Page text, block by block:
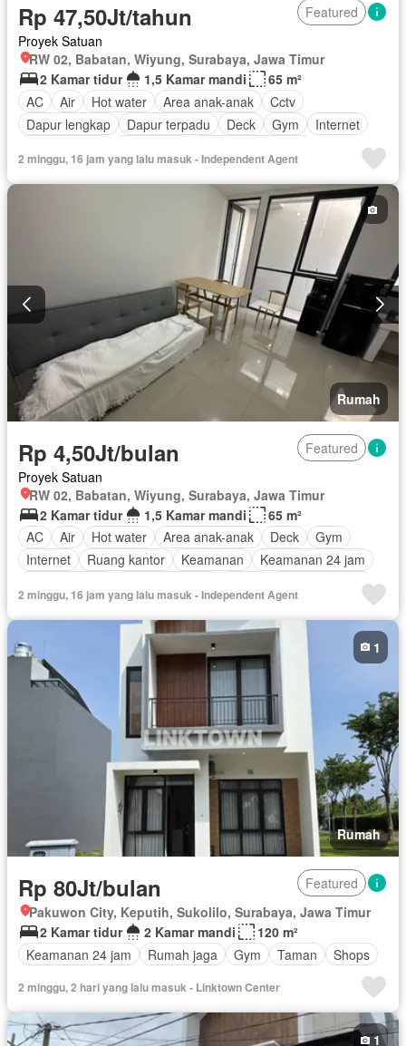
Rp 47,50Jt/tahun
Featured
Proyek Satuan
RW 02, Babatan, Wiyung, Surabaya, Jawa Timur
2 Kamar tidur
1,5 Kamar mandi
65 m²
AC
Air Hot water Area anak-anak
Cctv
Dapur lengkap
Dapur terpadu Deck Gym
Internet
Kolam renang
Lapangan tenis
Lemari pakaian bawaan
Pemandangan panorama
Taman
Taman atap
Garasi
Teras
Berperabot lengkap
2 minggu, 16 jam yang lalu masuk - Independent Agent
Rumah
Rp 4,50Jt/bulan
Featured
Proyek Satuan
RW 02, Babatan, Wiyung, Surabaya, Jawa Timur
2 Kamar tidur
1,5 Kamar mandi
65 m²
AC
Air Hot water Area anak-anak Deck
Gym
Internet
Ruang kantor Keamanan
Keamanan 24 jam
Secure parking
Pemandangan panorama
Rumah jaga
Ruang layanan
Taman atap Tangki air Garasi
Teras
Halaman
Berperabot lengkap
2 minggu, 16 jam yang lalu masuk - Independent Agent
Rumah
1
Rp 80Jt/bulan
Featured
Pakuwon City, Keputih, Sukolilo, Surabaya, Jawa Timur
2 Kamar tidur
2 Kamar mandi
120 m²
Keamanan 24 jam
Rumah jaga Gym Taman Shops
2 minggu, 2 hari yang lalu masuk - Linktown Center
1